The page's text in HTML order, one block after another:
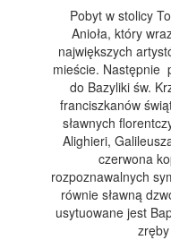
Pobyt w stolicy
Anioła, który
największych
mieście. Następnie
do Bazyliki św.
franciszkanów
sławnych
Alighieri,
czerwona
rozpoznawalnych
równie sławną
usytuowane jest
zręby